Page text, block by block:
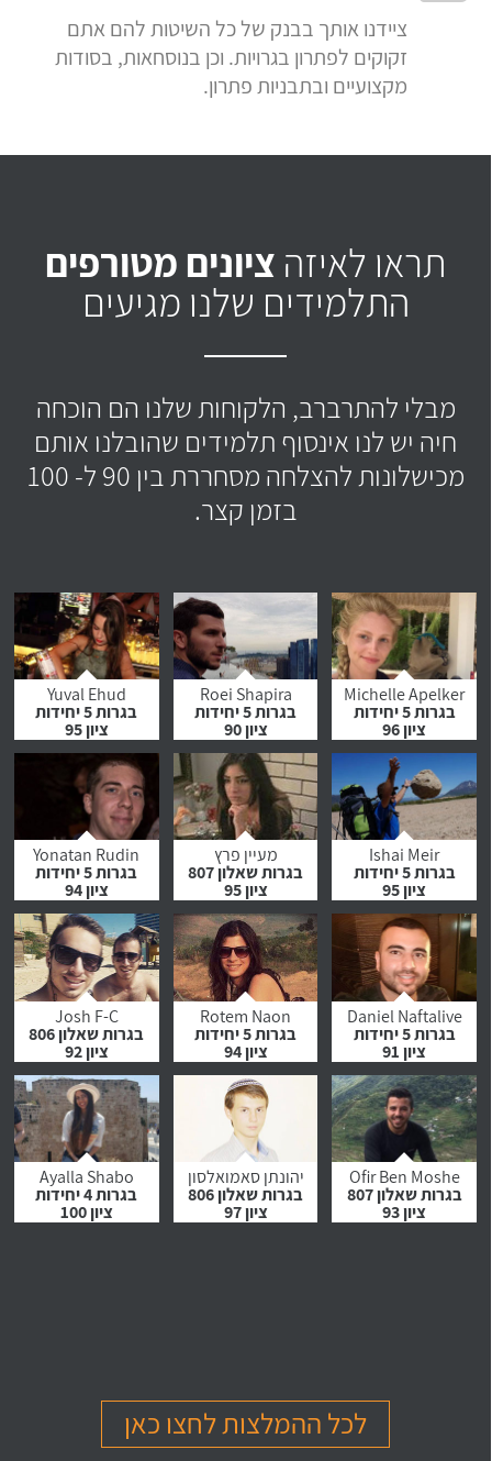
ציידנו אותך בבנק של כל השיטות להם אתם
זקוקים לפתרון בגרויות. וכן בנוסחאות, בסודות
מקצועיים ובתבניות פתרון.
תראו לאיזה ציונים מטורפים
התלמידים שלנו מגיעים
מבלי להתרברב, הלקוחות שלנו הם הוכחה
חיה יש לנו אינסוף תלמידים שהובלנו אותם
מכישלונות להצלחה מסחררת בין 90 ל- 100
בזמן קצר.
Michelle Apelker
בגרות 5 יחידות
ציון 96
לחץ לצפייה
בהמלצה
Roei Shapira
בגרות 5 יחידות
ציון 90
לחץ לצפייה
בהמלצה
Yuval Ehud
בגרות 5 יחידות
ציון 95
לחץ לצפייה
בהמלצה
Ishai Meir
בגרות 5 יחידות
ציון 95
לחץ לצפייה
בהמלצה
מעיין פרץ
בגרות שאלון 807
ציון 95
לחץ לצפייה
בהמלצה
Yonatan Rudin
בגרות 5 יחידות
ציון 94
לחץ לצפייה
בהמלצה
Daniel Naftalive
בגרות 5 יחידות
ציון 91
לחץ לצפייה
בהמלצה
Rotem Naon
בגרות 5 יחידות
ציון 94
לחץ לצפייה
בהמלצה
Josh F-C
בגרות שאלון 806
ציון 92
לחץ לצפייה
בהמלצה
Ofir Ben Moshe
בגרות שאלון 807
ציון 93
יהונתן סאמואלסון
בגרות שאלון 806
ציון 97
Ayalla Shabo
בגרות 4 יחידות
ציון 100
לחץ לצפייה לחץ לצפייה לחץ לצפייה
לכל ההמלצות לחצו כאן